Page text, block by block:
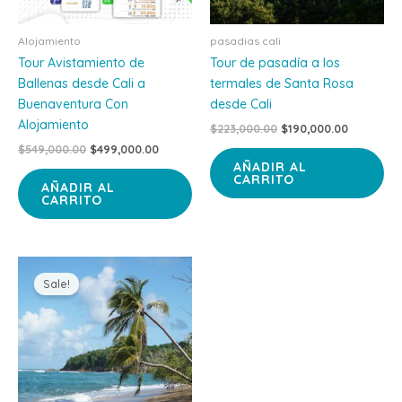
Alojamiento
Tour Avistamiento de
Ballenas desde Cali a
Buenaventura Con
Alojamiento
$549,000.00 $499,000.00
AÑADIR AL
CARRITO
pasadias cali
Tour de pasadía a los
termales de Santa Rosa
desde Cali
$223,000.00 $190,000.00
AÑADIR AL
CARRITO
Sale!
Original
price
was:
$4,500,000.00.
Current
price
is: